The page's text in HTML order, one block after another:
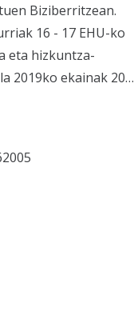
Biziberritzean.
16 - 17 EHU-ko
eta hizkuntza-
2019ko ekainak 20…